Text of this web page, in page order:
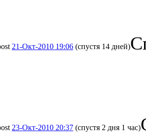
21-Окт-2010 19:06 (спустя 14 дней)
23-Окт-2010 20:37 (спустя 2 дня 1 час)